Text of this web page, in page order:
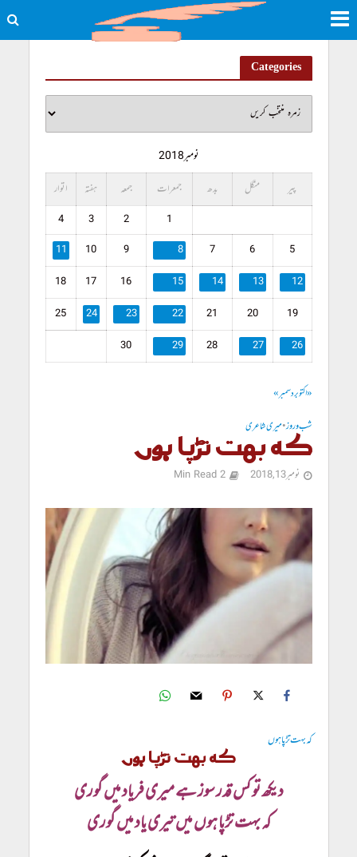
Categories
نومبر 2018
پیر
منگل بدھ جمعرات جمعہ ہفتہ اتوار
1
2
3
4
5
6
7
8
9
10
11
12
13
14
15
16
17
18
19
20
21
22
23
24
25
26
27
28
29
30
« اکتوبردسمبر »
شب و روز•میری شاعری
کہ بہت تڑپا ہوں
نومبر 13, 2018 2 Min Read
کہ بہت تڑپا ہوں
کہ بہت تڑپا ہوں
دیکھ تو کس قدر سوز ہے میری فریاد میں گوری
کہ بہت تڑپا ہوں میں تیری یاد میں گوری